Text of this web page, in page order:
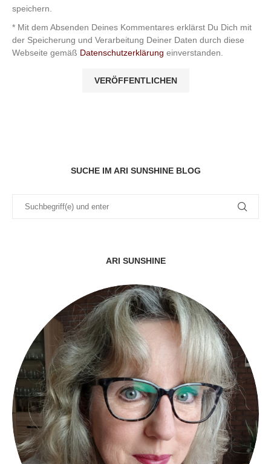
speichern.
* Mit dem Absenden Deines Kommentares erklärst Du Dich mit
der Speicherung und Verarbeitung Deiner Daten durch diese
Webseite gemäß Datenschutzerklärung einverstanden.
SUCHE IM ARI SUNSHINE BLOG
ARI SUNSHINE